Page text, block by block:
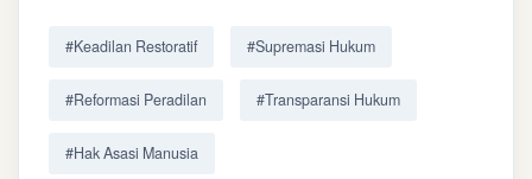
#Keadilan Restoratif #Supremasi Hukum
#Reformasi Peradilan #Transparansi Hukum
#Hak Asasi Manusia